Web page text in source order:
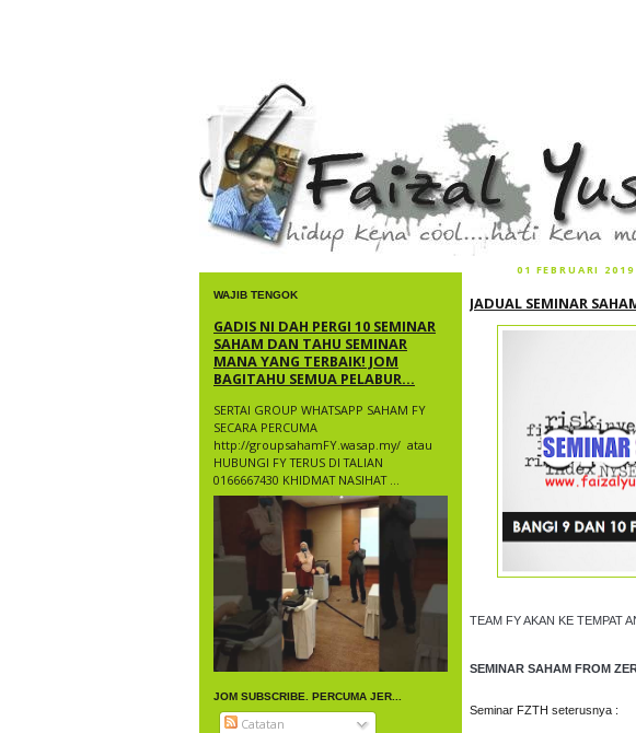
faizal yusup
WAJIB TENGOK
GADIS NI DAH PERGI 10 SEMINAR
SAHAM DAN TAHU SEMINAR
MANA YANG TERBAIK! JOM
BAGITAHU SEMUA PELABUR...
SERTAI GROUP WHATSAPP SAHAM FY
SECARA PERCUMA
http://groupsahamFY.wasap.my/ ​ atau
HUBUNGI FY TERUS DI TALIAN
0166667430 KHIDMAT NASIHAT ...
JOM SUBSCRIBE. PERCUMA JER...
Catatan
01 FEBRUARI 2019
JADUAL SEMINAR
TEAM FY AKAN KE TEMPAT
SEMINAR SAHAM FROM
Seminar FZTH seterusnya :